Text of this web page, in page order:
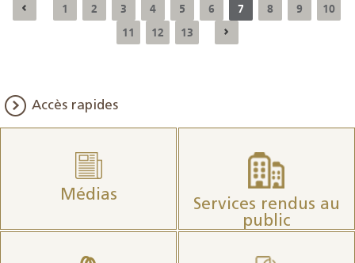
1 2 3 4 5 6 7 8 9
10
11
12 13
Accès rapides
Médias
Services rendus au
public